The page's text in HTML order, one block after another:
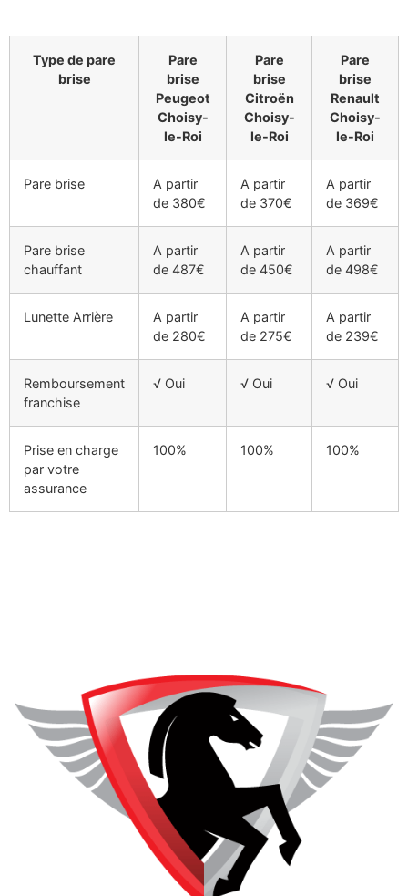
Type de pare
brise
Pare
brise
Peugeot
Choisy-
le-Roi
Pare
brise
Citroën
Choisy-
le-Roi
Pare
brise
Renault
Choisy-
le-Roi
Pare brise
A partir
de 380€
A partir
de 370€
A partir
de 369€
Pare brise
chauffant
A partir
de 487€
A partir
de 450€
A partir
de 498€
Lunette Arrière
A partir
de 280€
A partir
de 275€
A partir
de 239€
Remboursement
franchise
√ Oui √ Oui √ Oui
Prise en charge
par votre
assurance
100% 100% 100%